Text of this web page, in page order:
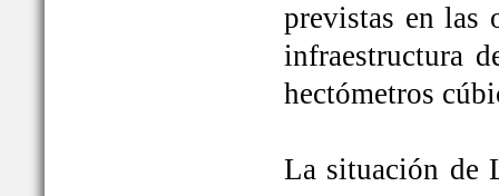
previstas en las
infraestructura
hectómetros
La situación de